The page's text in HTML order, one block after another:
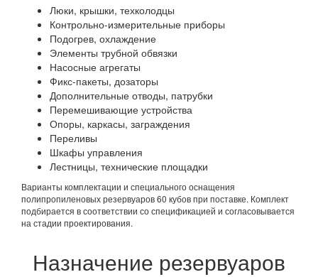
Люки, крышки, техколодцы
Контрольно-измерительные приборы
Подогрев, охлаждение
Элементы трубной обвязки
Насосные агрегаты
Фикс-пакеты, дозаторы
Дополнительные отводы, патрубки
Перемешивающие устройства
Опоры, каркасы, заграждения
Переливы
Шкафы управления
Лестницы, технические площадки
Варианты комплектации и специального оснащения
полипропиленовых резервуаров 60 кубов при поставке. Комплект
подбирается в соответствии со спецификацией и согласовывается
на стадии проектирования.
Назначение резервуаров